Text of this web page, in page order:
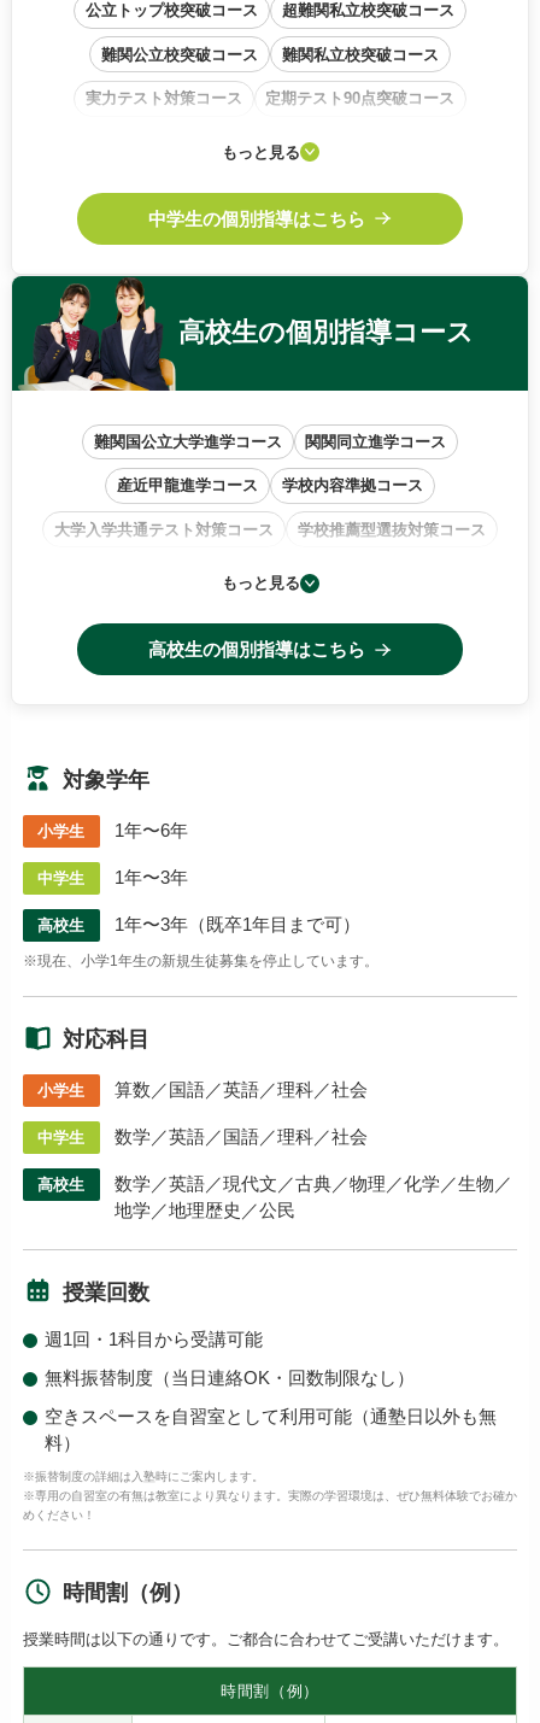
公立トップ校突破コース 超難関私立校突破コース
難関公立校突破コース 難関私立校突破コース
実力テスト対策コース 定期テスト90点突破コース
学校内容準拠コース 基礎から始めるコース
もっと見る
中学生の個別指導はこちら
高校生の個別指導コース
難関国公立大学進学コース 関関同立進学コース
産近甲龍進学コース 学校内容準拠コース
大学入学共通テスト対策コース 学校推薦型選抜対策コース
小論文・作文特訓コース
もっと見る
高校生の個別指導はこちら
対象学年
小学生 1年〜6年
中学生 1年〜3年
高校生 1年〜3年（既卒1年目まで可）
※現在、小学1年生の新規生徒募集を停止しています。
対応科目
小学生 算数／国語／英語／理科／社会
中学生 数学／英語／国語／理科／社会
高校生
数学／英語／現代文／古典／物理／化学／生物／
地学／地理歴史／公民
授業回数
週1回・1科目から受講可能
無料振替制度（当日連絡OK・回数制限なし）
空きスペースを自習室として利用可能（通塾日以外も無
料）
※振替制度の詳細は入塾時にご案内します。
※専用の自習室の有無は教室により異なります。実際の学習環境は、ぜひ無料体験でお確か
めください！
時間割（例）
授業時間は以下の通りです。ご都合に合わせてご受講いただけます。
時間割（例）